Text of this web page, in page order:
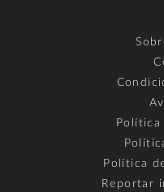
Política
Política
Reportar